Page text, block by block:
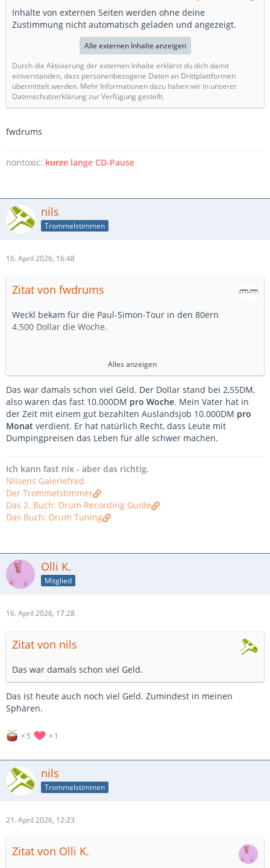
Inhalte von externen Seiten werden ohne deine
Zustimmung nicht automatisch geladen und angezeigt.
Alle externen Inhalte anzeigen
Durch die Aktivierung der externen Inhalte erklärst du dich damit
einverstanden, dass personenbezogene Daten an Drittplattformen
übermittelt werden. Mehr Informationen dazu haben wir in unserer
Datenschutzerklärung zur Verfügung gestellt.
fwdrums
nontoxic: kurze lange CD-Pause
nils
Trommelstimmen
16. April 2026, 16:48
Zitat von fwdrums
Weckl bekam für die Paul-Simon-Tour in den 80ern
4.500 Dollar die Woche.
Inhalte von externen Seiten werden ohne deine
Zustimmung nicht automatisch geladen und angezeigt.
Alle externen Inhalte anzeigen
Durch die Aktivierung der externen Inhalte erklärst du dich damit
einverstanden, dass personenbezogene Daten an Drittplattformen
Datenschutzerklärung zur Verfügung gestellt.
fwdrums
Alles anzeigen
Das war damals schon viel Geld. Der Dollar stand bei 2,55DM,
also waren das fast 10.000DM pro Woche. Mein Vater hat in
der Zeit mit einem gut bezahlten Auslandsjob 10.000DM pro
Monat verdient. Er hat natürlich Recht, dass Leute mit
Dumpingpreisen das Leben für alle schwer machen.
Ich kann fast nix - aber das richtig.
Nilsens Galeriefred
Der Trommelstimmer
Das 2. Buch: Drum Recording Guide
Das Buch: Drum Tuning
Olli K.
Mitglied
16. April 2026, 17:28
Zitat von nils
Das war damals schon viel Geld.
Das ist heute auch noch viel Geld. Zumindest in meinen
Sphären.
5 1
nils
Trommelstimmen
21. April 2026, 12:23
Zitat von Olli K.